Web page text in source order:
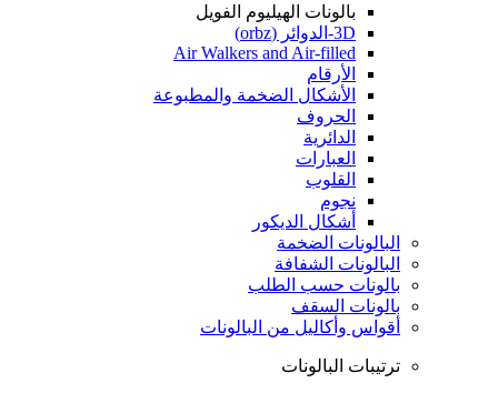
بالونات الهيليوم الفويل
3D-الدوائر (orbz)
Air Walkers and Air-filled
الأرقام
الأشكال الضخمة والمطبوعة
الحروف
الدائرية
العبارات
القلوب
نجوم
أشكال الديكور
البالونات الضخمة
البالونات الشفافة
بالونات حسب الطلب
بالونات السقف
أقواس وأكاليل من البالونات
ترتيبات البالونات